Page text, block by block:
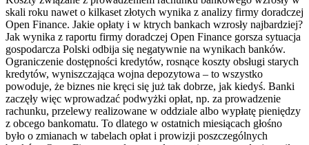
skali roku nawet o kilkaset złotych wynika z analizy firmy doradczej
Open Finance. Jakie opłaty i w ktrych bankach wzrosły najbardziej?
Jak wynika z raportu firmy doradczej Open Finance gorsza sytuacja
gospodarcza Polski odbija się negatywnie na wynikach banków.
Ograniczenie dostępności kredytów, rosnące koszty obsługi starych
kredytów, wyniszczająca wojna depozytowa – to wszystko
powoduje, że biznes nie kręci się już tak dobrze, jak kiedyś. Banki
zaczęły więc wprowadzać podwyżki opłat, np. za prowadzenie
rachunku, przelewy realizowane w oddziale albo wypłatę pieniędzy
z obcego bankomatu. To dlatego w ostatnich miesiącach głośno
było o zmianach w tabelach opłat i prowizji poszczególnych